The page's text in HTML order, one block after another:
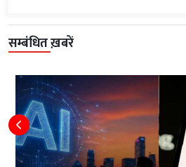
सम्बंधित ख़बरें